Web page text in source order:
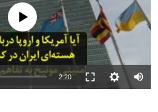
currently available
2:20